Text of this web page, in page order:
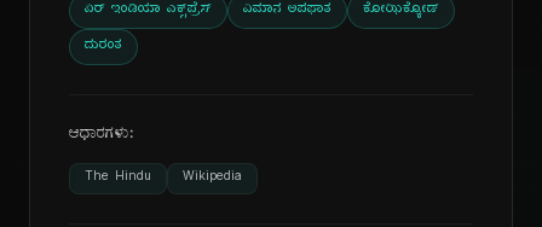
ಏರ್ ಇಂಡಿಯಾ ಎಕ್ಸ್‌ಪ್ರೆಸ್ ವಿಮಾನ ಅಪಘಾತ ಕೋಝಿಕ್ಕೋಡ್
ದುರಂತ
ಆಧಾರಗಳು:
The Hindu Wikipedia